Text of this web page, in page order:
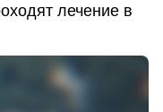
лечение в